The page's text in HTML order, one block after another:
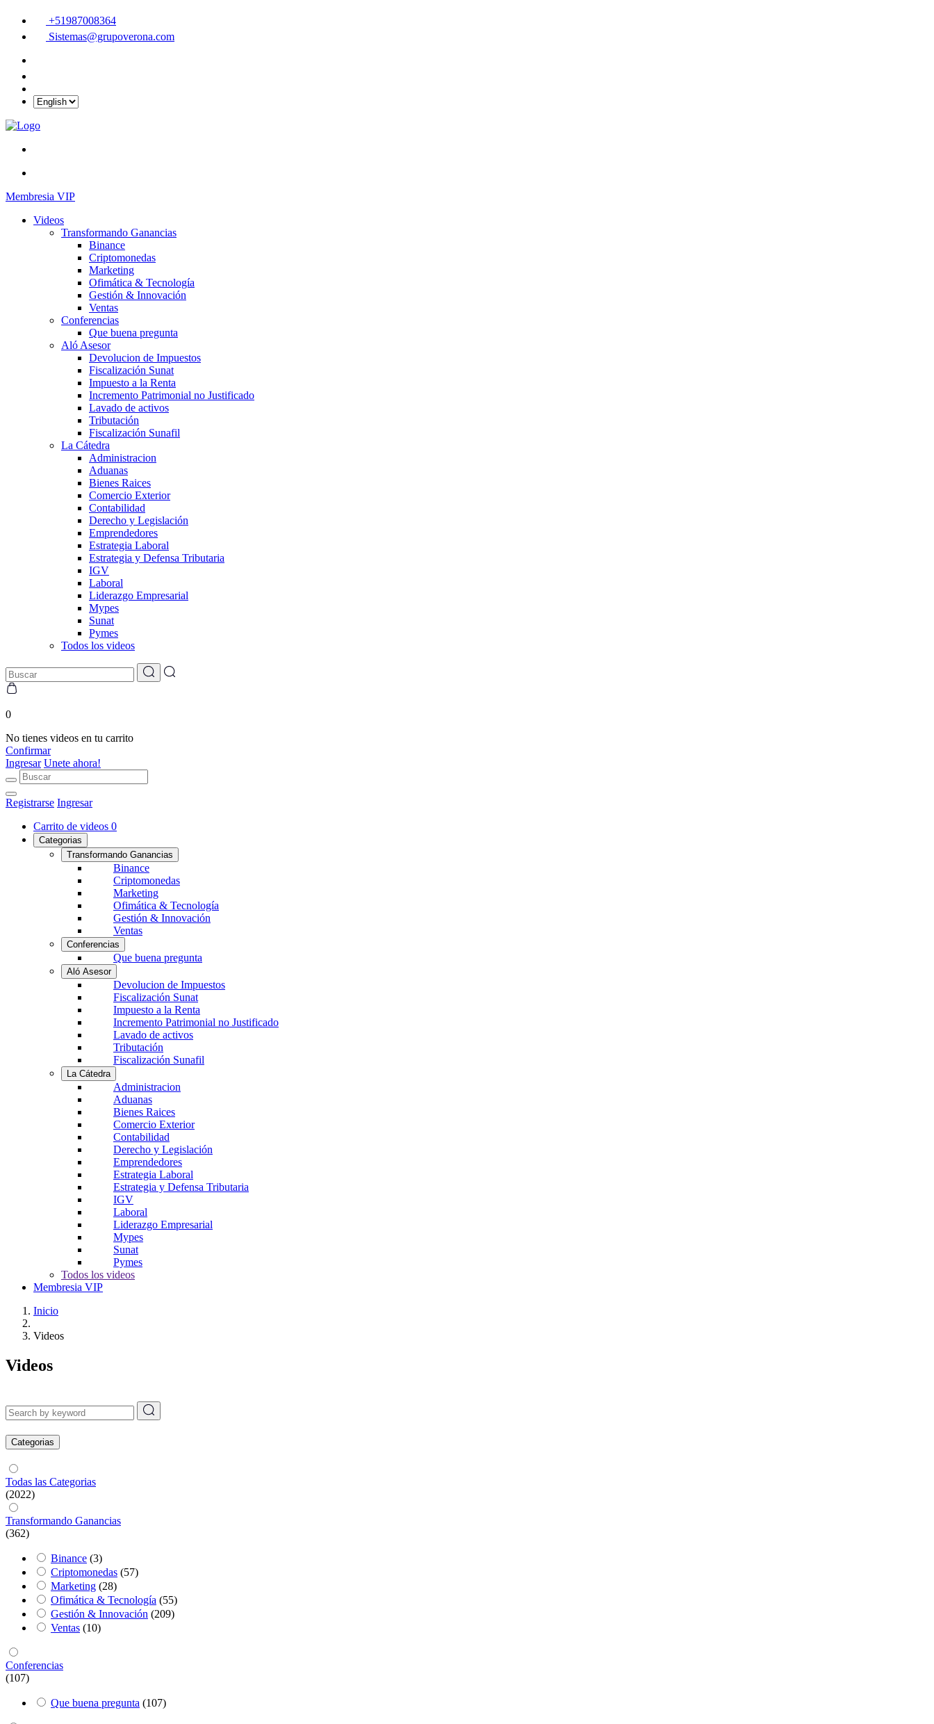
+51987008364
Sistemas@grupoverona.com
Membresia VIP
Videos
Transformando Ganancias
Binance
Criptomonedas
Marketing
Ofimática & Tecnología
Gestión & Innovación
Ventas
Conferencias
Que buena pregunta
Aló Asesor
Devolucion de Impuestos
Fiscalización Sunat
Impuesto a la Renta
Incremento Patrimonial no Justificado
Lavado de activos
Tributación
Fiscalización Sunafil
La Cátedra
Administracion
Aduanas
Bienes Raices
Comercio Exterior
Contabilidad
Derecho y Legislación
Emprendedores
Estrategia Laboral
Estrategia y Defensa Tributaria
IGV
Laboral
Liderazgo Empresarial
Mypes
Sunat
Pymes
Todos los videos
0
No tienes videos en tu carrito
Confirmar
Ingresar Unete ahora!
Registrarse Ingresar
Carrito de videos 0
Categorias
Transformando Ganancias
Binance
Criptomonedas
Marketing
Ofimática & Tecnología
Gestión & Innovación
Ventas
Conferencias
Que buena pregunta
Aló Asesor
Devolucion de Impuestos
Fiscalización Sunat
Impuesto a la Renta
Incremento Patrimonial no Justificado
Lavado de activos
Tributación
Fiscalización Sunafil
La Cátedra
Administracion
Aduanas
Bienes Raices
Comercio Exterior
Contabilidad
Derecho y Legislación
Emprendedores
Estrategia Laboral
Estrategia y Defensa Tributaria
IGV
Laboral
Liderazgo Empresarial
Mypes
Sunat
Pymes
Todos los videos
Membresia VIP
Inicio
Videos
Videos
Categorias
Todas las Categorias
(2022)
Transformando Ganancias
(362)
Binance (3)
Criptomonedas (57)
Marketing (28)
Ofimática & Tecnología (55)
Gestión & Innovación (209)
Ventas (10)
Conferencias
(107)
Que buena pregunta (107)